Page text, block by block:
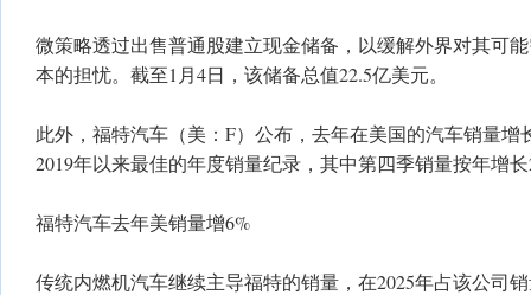
微策略透过出售普通股建立现金储备，以缓解外界对其可
本的担忧。截至1月4日，该储备总值22.5亿美元。
此外，福特汽车（美：F）公布，去年在美国的汽车销量增
2019年以来最佳的年度销量纪录，其中第四季销量按年增长
福特汽车去年美销量增6%
传统内燃机汽车继续主导福特的销量，在2025年占该公司